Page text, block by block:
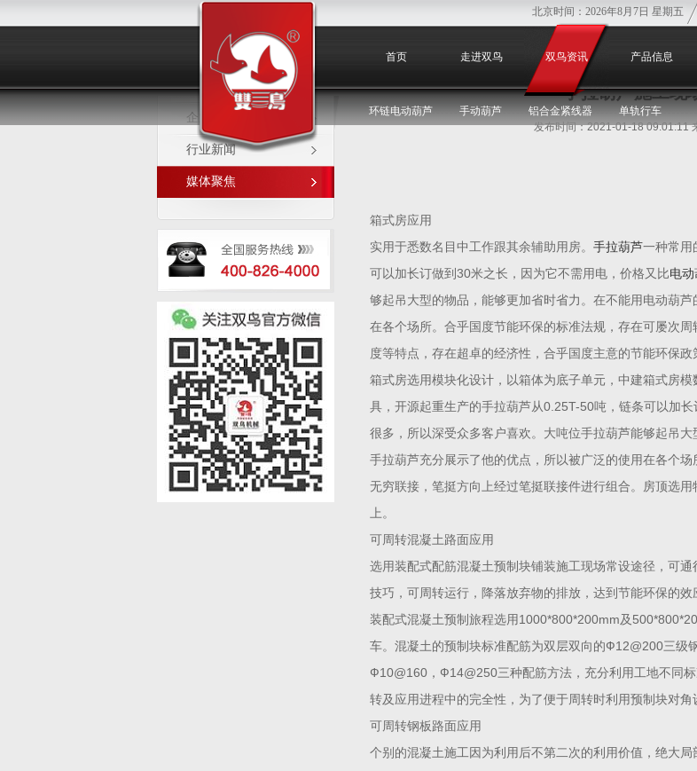
北京时间： 2026年8月7日 星期五
首页 走进双鸟 双鸟资讯 产品信息
环链电动葫芦 手动葫芦 铝合金紧线器 单轨行车
媒体聚焦
企业新闻
行业新闻
媒体聚焦
手拉葫芦施工现
发布时间：2021-01-18 09:01:11
箱式房应用
实用于悉数名目中工作跟其余辅助用房。 手拉葫芦一种常用
可以加长订做到30米之长，因为它不需用电，价格又比电
够起吊大型的物品，能够更加省时省力。在不能用电动葫
在各个场所。合乎国度节能环保的标准法规，存在可屡次
度等特点，存在超卓的经济性，合乎国度主意的节能环保政
箱式房选用模块化设计，以箱体为底子单元，中建箱式房
具，开源起重生产的手拉葫芦从0.25T-50吨，链条可以加
很多，所以深受众多客户喜欢。大吨位手拉葫芦能够起吊
手拉葫芦充分展示了他的优点，所以被广泛的使用在各个
无穷联接，笔挺方向上经过笔挺联接件进行组合。房顶选
上。
可周转混凝土路面应用
选用装配式配筋混凝土预制块铺装施工现场常设途径，可
技巧，可周转运行，降落放弃物的排放，达到节能环保的效
装配式混凝土预制旅程选用1000*800*200mm及
车。混凝土的预制块标准配筋为双层双向的Ф12@200三级
Ф10@160，Ф14@250三种配筋方法，充分利用工地不同
转及应用进程中的完全性，为了便于周转时利用预制块对角
可周转钢板路面应用
个别的混凝土施工因为利用后不第二次的利用价值，绝大